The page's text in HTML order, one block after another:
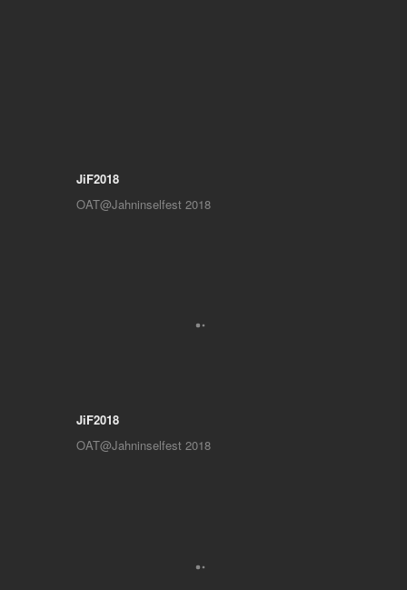
JiF2018
OAT@Jahninselfest 2018
JiF2018
OAT@Jahninselfest 2018